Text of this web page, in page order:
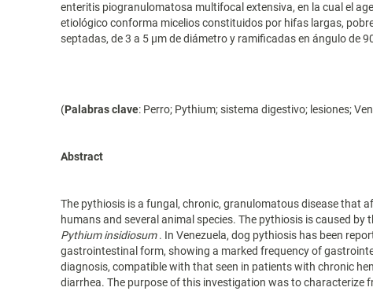
enteritis piogranulomatosa multifocal extensiva, en la cual el
etiológico conforma micelios constituidos por hifas largas,
septadas, de 3 a 5 µm de diámetro y ramificadas en ángulo de
(Palabras clave: Perro; Pythium; sistema digestivo; lesiones;
Abstract
The pythiosis is a fungal, chronic, granulomatous disease that
humans and several animal species. The pythiosis is caused by
Pythium insidiosum. In Venezuela, dog pythiosis has been
gastrointestinal form, showing a marked frequency of
diagnosis, compatible with that seen in patients with chronic
diarrhea. The purpose of this investigation was to characterize